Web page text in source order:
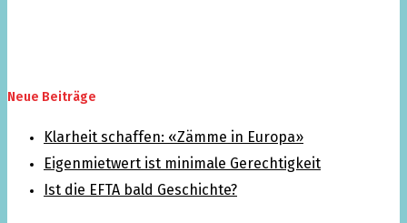
Neue Beiträge
Klarheit schaffen: «Zämme in Europa»
Eigenmietwert ist minimale Gerechtigkeit
Ist die EFTA bald Geschichte?